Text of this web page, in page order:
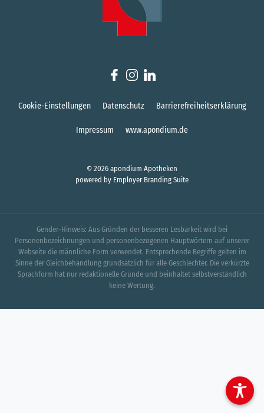
Cookie-Einstellungen Datenschutz Barrierefreiheitserklärung
Impressum www.apondium.de
© 2026 apondium Apotheken
powered by Employer Branding Suite
Gender-Hinweis: Aus Gründen der besseren Lesbarkeit wird bei
Personenbezeichnungen und personenbezogenen Hauptwörtern auf unserer
Webseite die männliche Form verwendet. Entsprechende Begriffe gelten im
Sinne der Gleichbehandlung grundsätzlich für alle Geschlechter. Die verkürzte
Sprachform hat nur redaktionelle Gründe und beinhaltet selbstverständlich
keine Wertung.